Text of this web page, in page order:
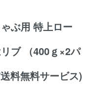
ぶ用 特上ロー
ブ （400ｇ×2パ
料無料サービス)